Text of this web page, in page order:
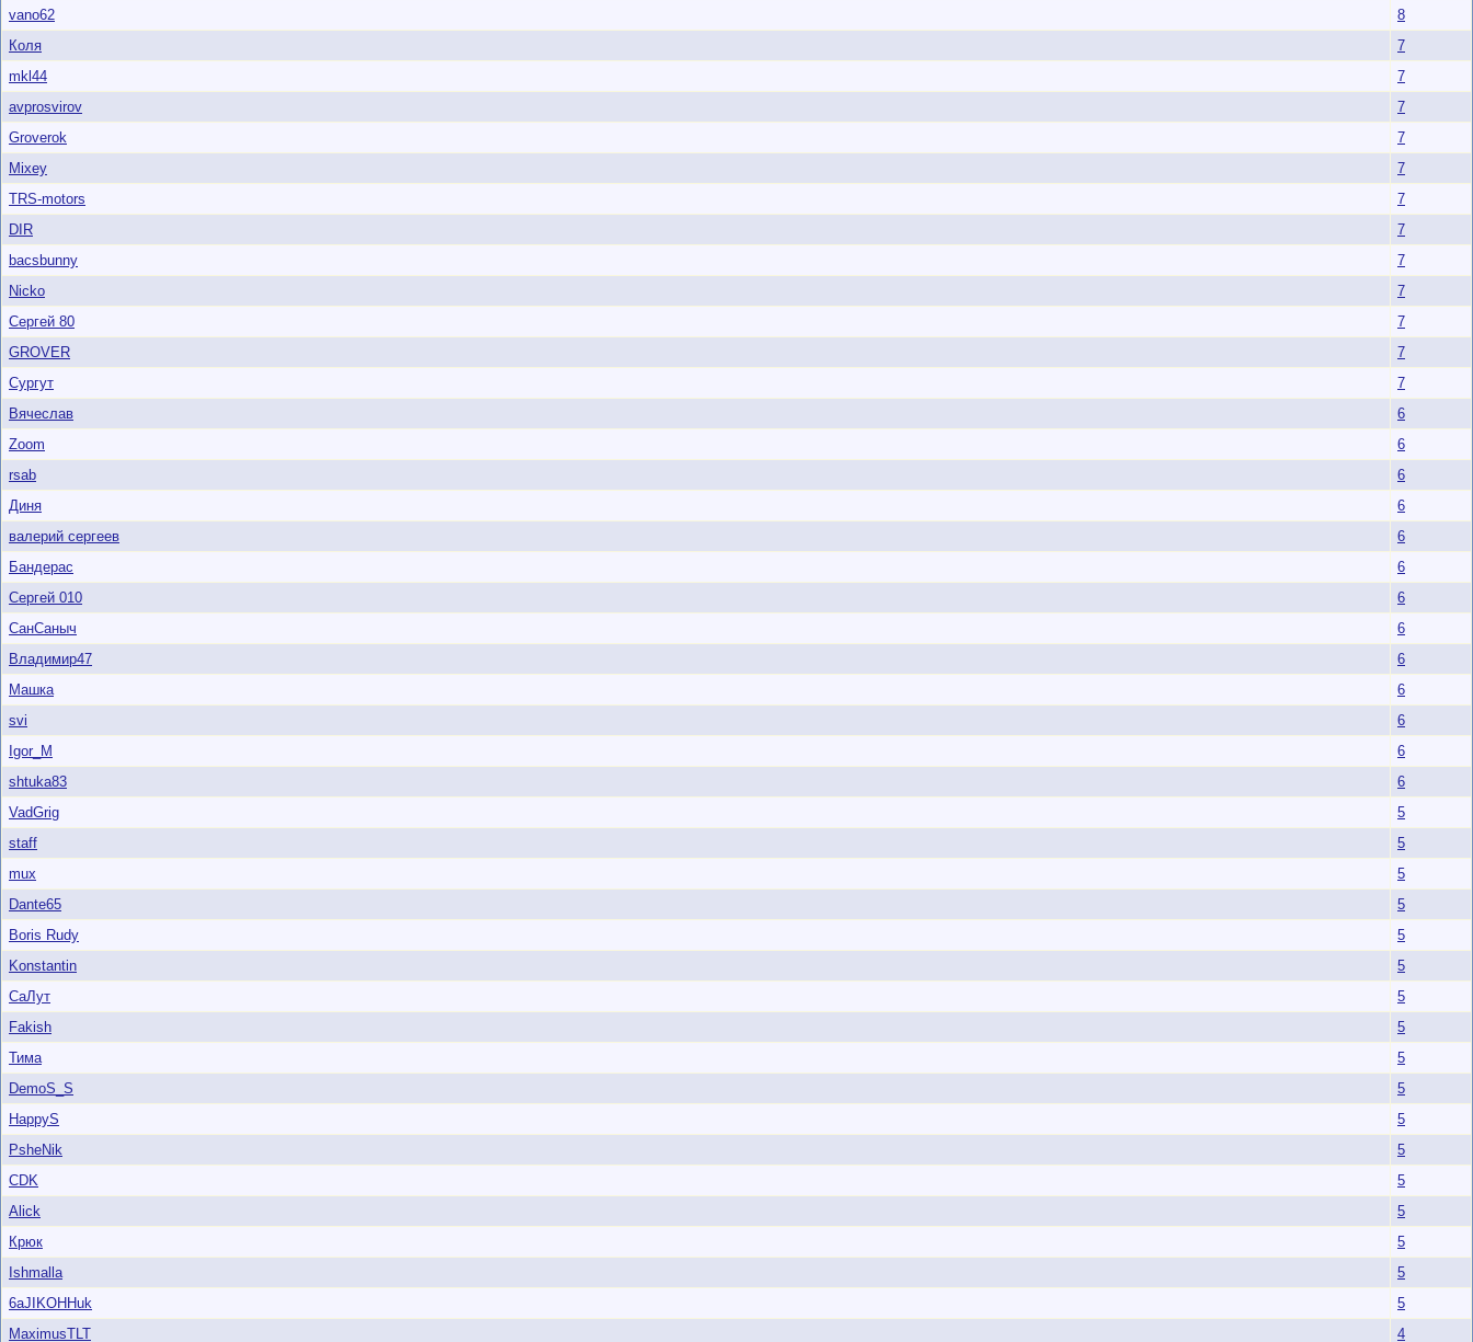
vano62
8
Коля
7
mkl44
7
avprosvirov
7
Groverok
7
Mixey
7
TRS-motors
7
DIR
7
bacsbunny
7
Nicko
7
Сергей 80
7
GROVER
7
Сургут
7
Вячеслав
6
Zoom
6
rsab
6
Диня
6
валерий сергеев
6
Бандерас
6
Сергей 010
6
СанСаныч
6
Владимир47
6
Машка
6
svi
6
Igor_M
6
shtuka83
6
VadGrig
5
staff
5
mux
5
Dante65
5
Boris Rudy
5
Konstantin
5
СаЛут
5
Fakish
5
Тима
5
DemoS_S
5
HappyS
5
PsheNik
5
CDK
5
Alick
5
Крюк
5
Ishmalla
5
6aJIKOHHuk
5
MaximusTLT
4